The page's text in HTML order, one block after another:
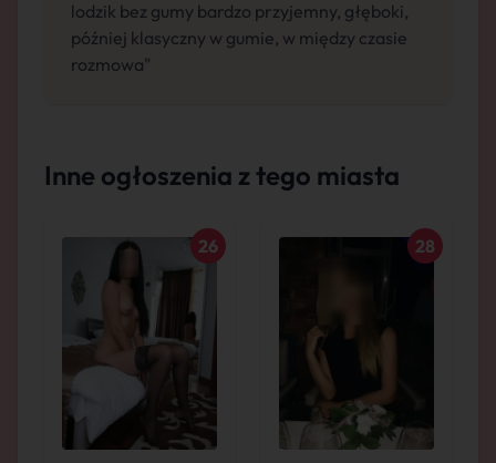
lodzik bez gumy bardzo przyjemny, głęboki,
później klasyczny w gumie, w między czasie
rozmowa"
Inne ogłoszenia z tego miasta
26 28